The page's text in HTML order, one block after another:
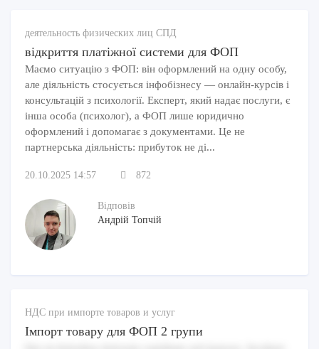
деятельность физических лиц СПД
відкриття платіжної системи для ФОП
Маємо ситуацію з ФОП: він оформлений на одну особу,
але діяльність стосується інфобізнесу — онлайн-курсів і
консультацій з психології. Експерт, який надає послуги, є
інша особа (психолог), а ФОП лише юридично
оформлений і допомагає з документами. Це не
партнерська діяльність: прибуток не ді...
20.10.2025 14:57 872
Відповів
Андрій Топчій
НДС при импорте товаров и услуг
Імпорт товару для ФОП 2 групи